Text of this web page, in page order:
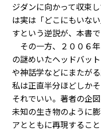
ジダンに向かって収束し
は実は「どこにもいな
すという逆説が、本書
その一方、２００６
の謎めいたヘッドバッ
や神話学などにまたが
私は正直半分ほどしか
それでいい。著者の企
未知の生き物のように
アとともに再現するこ